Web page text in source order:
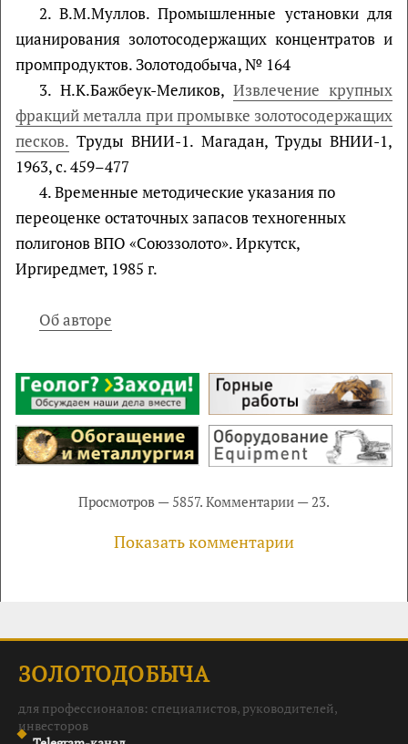
2. В.М.Муллов. Промышленные установки для
цианирования золотосодержащих концентратов и
промпродуктов. Зoлотодобыча, № 164
3. Н.К.Бажбеук-Меликов, Извлечение крупных
фракций металла при промывке золотосодержащих
песков. Труды ВНИИ-1. Магадан, Труды ВНИИ-1,
1963, с. 459–477
4. Временные методические указания по
переоценке остаточных запасов техногенных
полигонов ВПО «Союззолото». Иркутск,
Иргиредмет, 1985 г.
Об авторе
Просмотров — 5857. Комментарии — 23.
Показать комментарии
ЗОЛОТОДОБЫЧА
для профессионалов: специалистов, руководителей,
инвесторов